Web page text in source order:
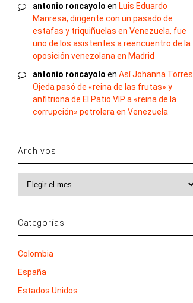
antonio roncayolo en Luis Eduardo
Manresa, dirigente con un pasado de
estafas y triquiñuelas en Venezuela, fue
uno de los asistentes a reencuentro de la
oposición venezolana en Madrid
antonio roncayolo enAsí Johanna Torres
Ojeda pasó de «reina de las frutas» y
anfitriona de El Patio VIP a «reina de la
corrupción» petrolera en Venezuela
Archivos
Categorías
Colombia
España
Estados Unidos